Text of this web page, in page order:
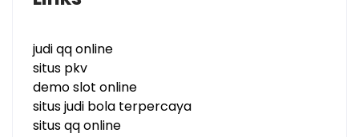
judi qq online
situs pkv
demo slot online
situs judi bola terpercaya
situs qq online